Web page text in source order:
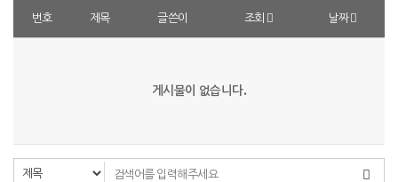
번호 제목 글쓴이 조회 날짜
게시물이 없습니다.